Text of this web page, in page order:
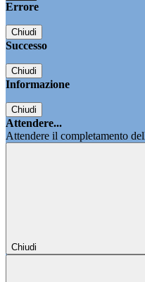
Errore
Chiudi
Successo
Chiudi
Informazione
Chiudi
Attendere...
Attendere il completamento
Chiudi